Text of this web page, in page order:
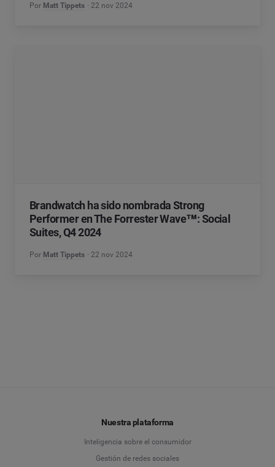
Por Matt Tippets 22 nov 2024
Brandwatch ha sido nombrada Strong
Performer en The Forrester Wave™: Social
Suites, Q4 2024
Por Matt Tippets 22 nov 2024
Nuestra plataforma
Inteligencia sobre el consumidor
Gestión de redes sociales